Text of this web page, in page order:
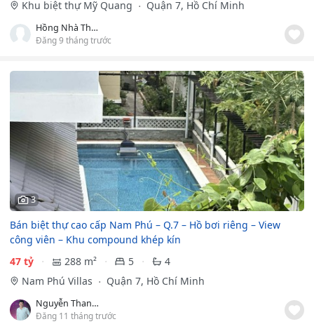
Khu biệt thự Mỹ Quang Quận 7, Hồ Chí Minh
Hồng Nhà Thật
Đăng 9 tháng trước
3
Bán biệt thự cao cấp Nam Phú – Q.7 – Hồ bơi riêng – View
công viên – Khu compound khép kín
47 tỷ
288 m² 5
4
Nam Phú Villas
Quận 7, Hồ Chí Minh
Nguyễn Thanh Út
Đăng 11 tháng trước